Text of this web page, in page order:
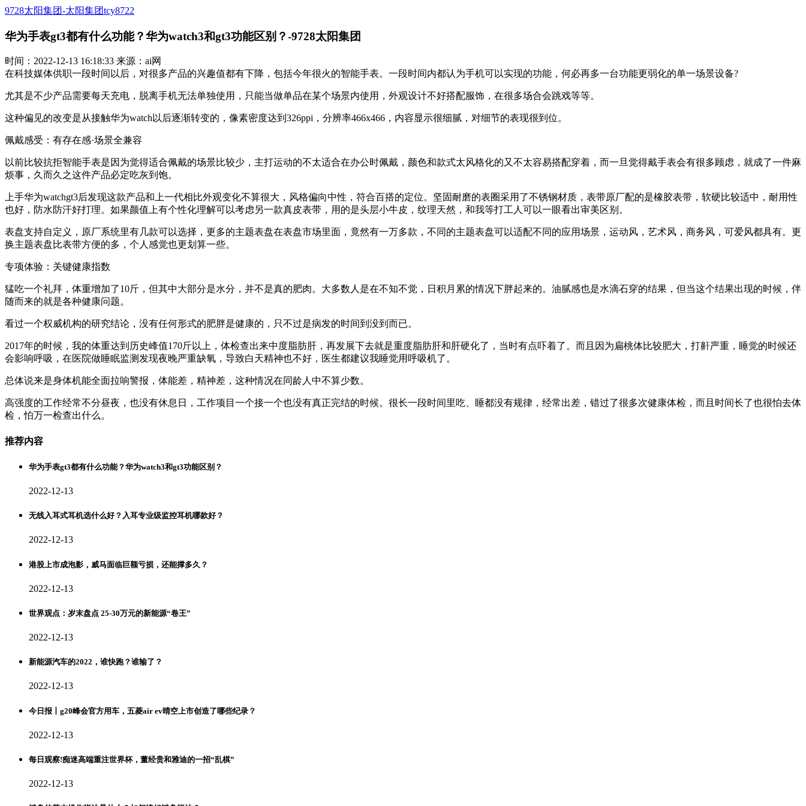
9728太阳集团-太阳集团tcy8722
华为手表gt3都有什么功能？华为watch3和gt3功能区别？-9728太阳集团
时间：2022-12-13 16:18:33 来源：ai网
在科技媒体供职一段时间以后，对很多产品的兴趣值都有下降，包括今年很火的智能手表。一段时间内都认为手机可以实现的功能，何必再多一台功能更弱化的单一场景设备?
尤其是不少产品需要每天充电，脱离手机无法单独使用，只能当做单品在某个场景内使用，外观设计不好搭配服饰，在很多场合会跳戏等等。
这种偏见的改变是从接触华为watch以后逐渐转变的，像素密度达到326ppi，分辨率466x466，内容显示很细腻，对细节的表现很到位。
佩戴感受：有存在感·场景全兼容
以前比较抗拒智能手表是因为觉得适合佩戴的场景比较少，主打运动的不太适合在办公时佩戴，颜色和款式太风格化的又不太容易搭配穿着，而一旦觉得戴手表会有很多顾虑，就成了一件麻
烦事，久而久之这件产品必定吃灰到饱。
上手华为watchgt3后发现这款产品和上一代相比外观变化不算很大，风格偏向中性，符合百搭的定位。坚固耐磨的表圈采用了不锈钢材质，表带原厂配的是橡胶表带，软硬比较适中，耐用性
也好，防水防汗好打理。如果颜值上有个性化理解可以考虑另一款真皮表带，用的是头层小牛皮，纹理天然，和我等打工人可以一眼看出审美区别。
表盘支持自定义，原厂系统里有几款可以选择，更多的主题表盘在表盘市场里面，竟然有一万多款，不同的主题表盘可以适配不同的应用场景，运动风，艺术风，商务风，可爱风都具有。更
换主题表盘比表带方便的多，个人感觉也更划算一些。
专项体验：关键健康指数
猛吃一个礼拜，体重增加了10斤，但其中大部分是水分，并不是真的肥肉。大多数人是在不知不觉，日积月累的情况下胖起来的。油腻感也是水滴石穿的结果，但当这个结果出现的时候，伴
随而来的就是各种健康问题。
看过一个权威机构的研究结论，没有任何形式的肥胖是健康的，只不过是病发的时间到没到而已。
2017年的时候，我的体重达到历史峰值170斤以上，体检查出来中度脂肪肝，再发展下去就是重度脂肪肝和肝硬化了，当时有点吓着了。而且因为扁桃体比较肥大，打鼾严重，睡觉的时候还
会影响呼吸，在医院做睡眠监测发现夜晚严重缺氧，导致白天精神也不好，医生都建议我睡觉用呼吸机了。
总体说来是身体机能全面拉响警报，体能差，精神差，这种情况在同龄人中不算少数。
高强度的工作经常不分昼夜，也没有休息日，工作项目一个接一个也没有真正完结的时候。很长一段时间里吃、睡都没有规律，经常出差，错过了很多次健康体检，而且时间长了也很怕去体
检，怕万一检查出什么。
推荐内容
华为手表gt3都有什么功能？华为watch3和gt3功能区别？
2022-12-13
无线入耳式耳机选什么好？入耳专业级监控耳机哪款好？
2022-12-13
港股上市成泡影，威马面临巨额亏损，还能撑多久？
2022-12-13
世界观点：岁末盘点 25-30万元的新能源“卷王”
2022-12-13
新能源汽车的2022，谁快跑？谁输了？
2022-12-13
今日报丨g20峰会官方用车，五菱air ev晴空上市创造了哪些纪录？
2022-12-13
每日观察!痴迷高端重注世界杯，董经贵和雅迪的一招“乱棋”
2022-12-13